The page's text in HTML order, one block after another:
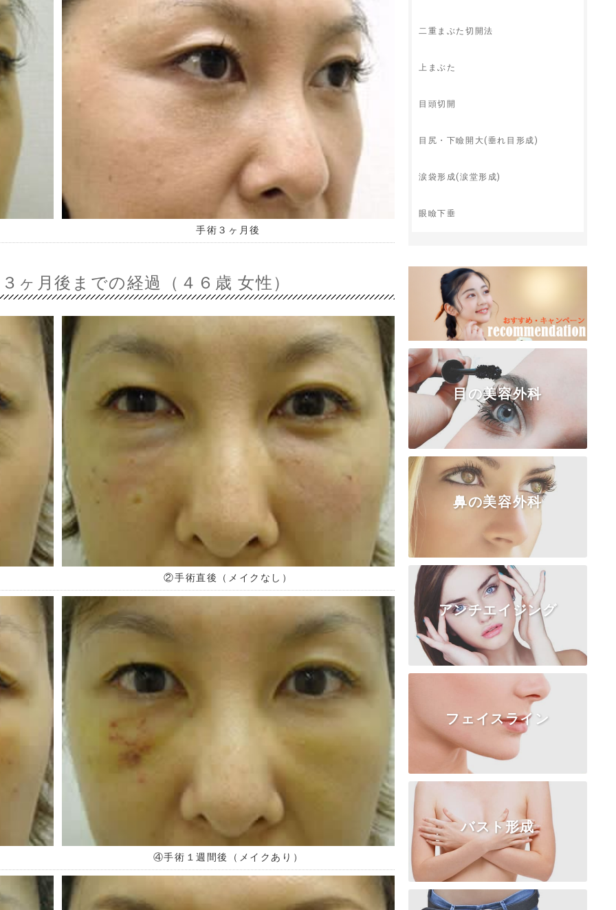
手術３ヶ月後
ヶ月後までの経過（４６歳 女性）
②手術直後（メイクなし）
④手術１週間後（メイクあり）
二重まぶた切開法
上まぶた
目頭切開
目尻・下瞼開大(垂れ目形成)
涙袋形成(涙堂形成)
眼瞼下垂
目の美容外科
クマ・たるみ
二重埋没法
上まぶた
目頭切開
涙袋 眼瞼下垂
鼻の美容外科
TOP 隆鼻術
鼻尖形成
鼻中隔延長
鼻柱・鼻翼基部
鼻骨・ワシ鼻
小鼻形成
アンチエイジング
TOP 糸リフト
ボトックス
ヒアルロン酸
フェイスリフト
フェイスライン
TOP 頬・顎の脂肪
アゴの整形
エラ・頬骨
バスト形成